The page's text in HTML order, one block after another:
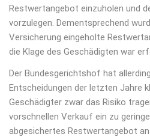
Restwertangebot einzuholen und
vorzulegen. Dementsprechend
Versicherung eingeholte
die Klage des Geschädigten war
Der Bundesgerichtshof hat
Entscheidungen der letzten Jahre
Geschädigter zwar das Risiko
vorschnellen Verkauf ein zu
abgesichertes Restwertangebot